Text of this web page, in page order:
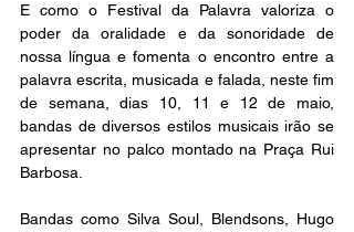
E como o Festival da Palavra valoriza o
poder da oralidade e da sonoridade de
nossa língua e fomenta o encontro entre a
palavra escrita, musicada e falada, neste fim
de semana, dias 10, 11 e 12 de maio,
bandas de diversos estilos musicais irão se
apresentar no palco montado na Praça Rui
Barbosa.
Bandas como Silva Soul, Blendsons, Hugo